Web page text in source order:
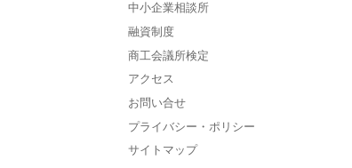
中小企業相談所
融資制度
商工会議所検定
アクセス
お問い合せ
プライバシー・ポリシー
サイトマップ